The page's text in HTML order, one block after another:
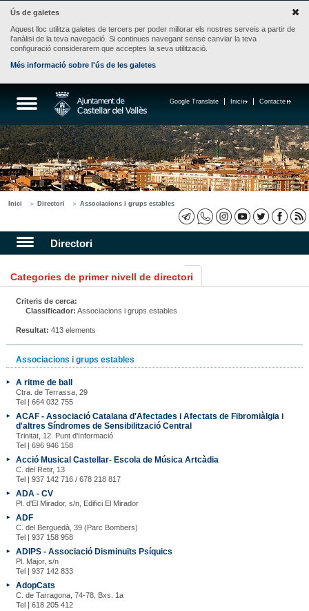
Ús de galetes
Aquest lloc utilitza galetes de tercers per poder millorar els nostres serveis a partir de
l'anàlisi de la teva navegació. Si continues navegant sense canviar la teva
configuració considerarem que acceptes la seva utilització.
Més informació sobre l'ús de les galetes
Contacte
Inici
Google Translate
Inici Directori Associacions i grups estables
Directori
Categories de primer nivell de directori
Criteris de cerca:
Classificador: Associacions i grups estables
Resultat: 413 elements
Associacions i grups estables
A ritme de ball
Ctra. de Terrassa, 29
Tel | 664 032 755
ACAF - Associació Catalana d'Afectades i Afectats de Fibromiàlgia i
d'altres Síndromes de Sensibilització Central
Trinitat, 12. Punt d'Informació
Tel | 696 946 158
Acció Musical Castellar- Escola de Música Artcàdia
C. del Retir, 13
Tel | 937 142 716 / 678 218 817
ADA - CV
Pl. d'El Mirador, s/n, Edifici El Mirador
ADF
C. del Berguedà, 39 (Parc Bombers)
Tel | 937 158 958
ADIPS - Associació Disminuïts Psíquics
Pl. Major, s/n
Tel | 937 142 833
AdopCats
C. de Tarragona, 74-78, Bxs. 1a
Tel | 618 205 412